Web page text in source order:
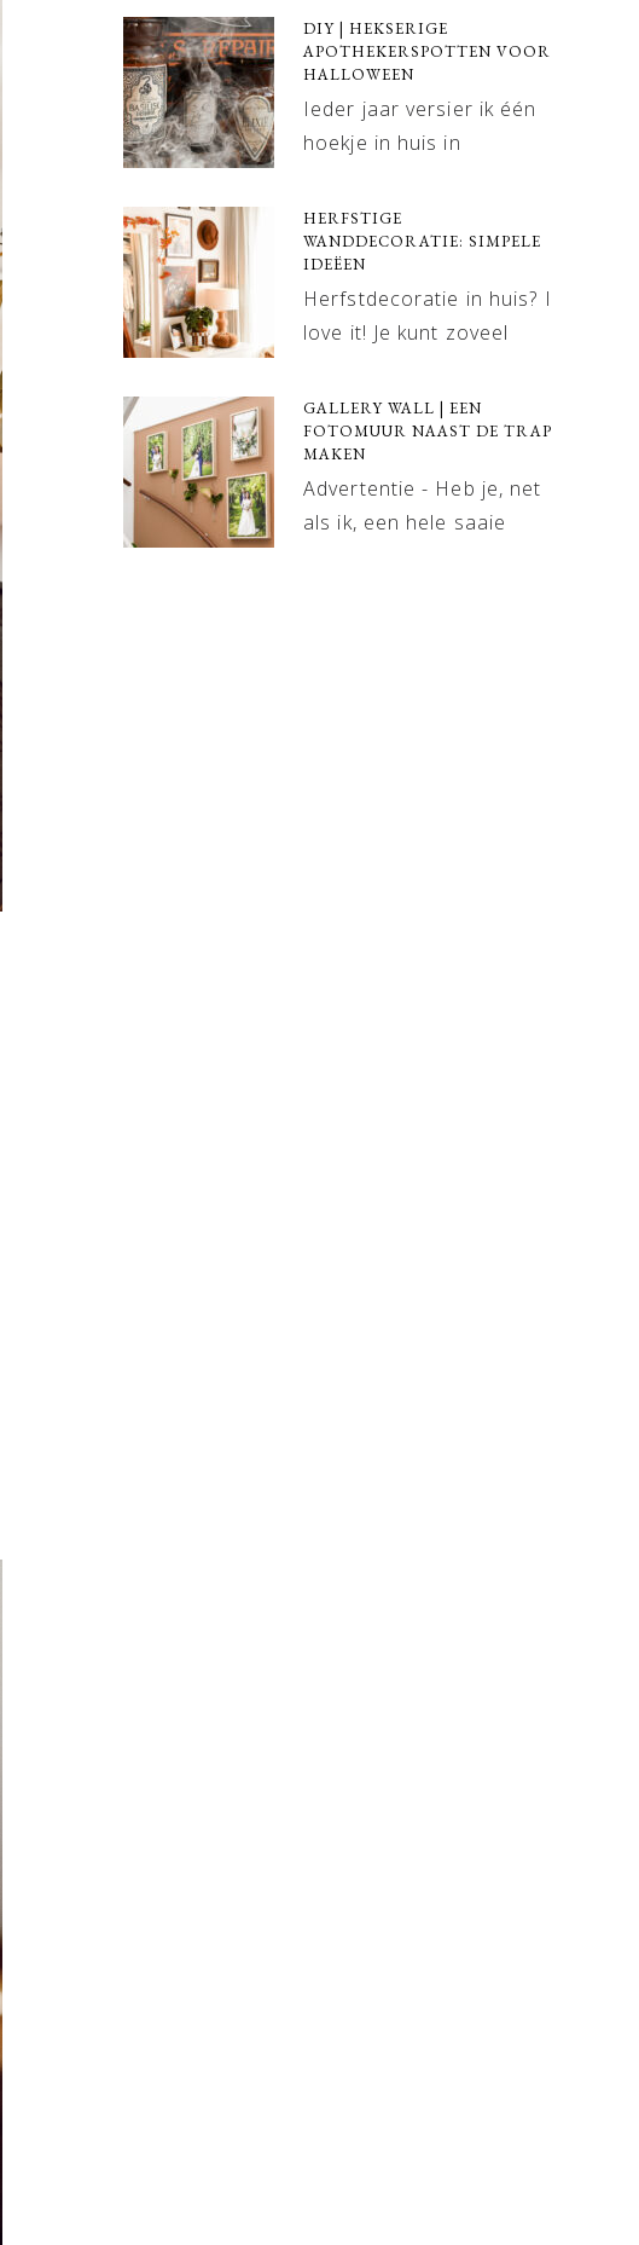
DIY | HEKSERIGE
APOTHEKERSPOTTEN VOOR
HALLOWEEN
Ieder jaar versier ik één
hoekje in huis in
HERFSTIGE
WANDDECORATIE: SIMPELE
IDEËEN
Herfstdecoratie in huis? I
love it! Je kunt zoveel
GALLERY WALL | EEN
FOTOMUUR NAAST DE TRAP
MAKEN
Advertentie - Heb je, net
als ik, een hele saaie